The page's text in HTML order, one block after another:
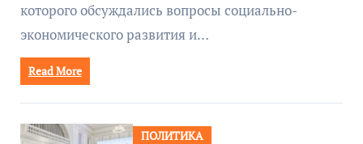
которого обсуждались вопросы социально-
экономического развития и…
Read More
ПОЛИТИКА